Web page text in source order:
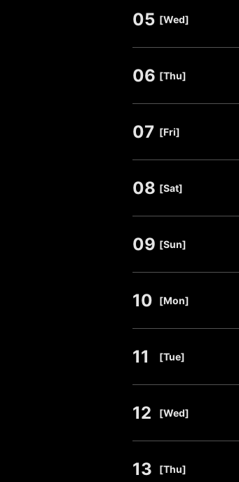
05 [Wed]
06 [Thu]
07 [Fri]
08 [Sat]
09 [Sun]
10 [Mon]
11 [Tue]
12 [Wed]
13 [Thu]